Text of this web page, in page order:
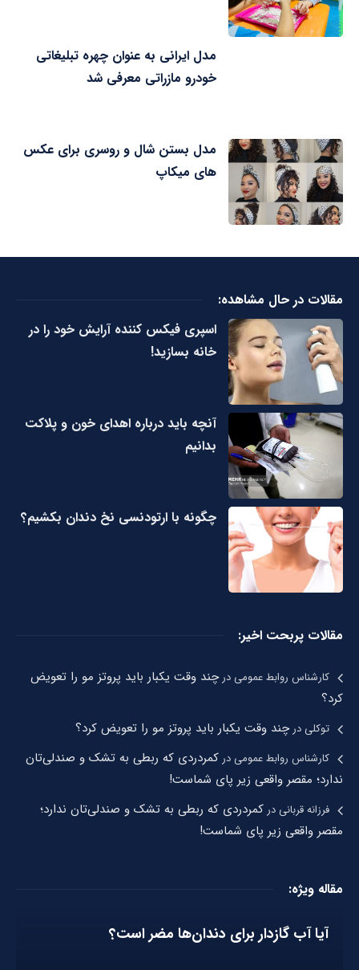
مدل ایرانی به عنوان چهره تبلیغاتی
خودرو مازراتی معرفی شد
مدل بستن شال و روسری برای عکس
های میکاپ
مقالات در حال مشاهده:
اسپری فیکس کننده آرایش خود را در
خانه بسازید!
آنچه باید درباره اهدای خون و پلاکت
بدانیم
چگونه با ارتودنسی نخ دندان بکشیم؟
مقالات پربحت اخیر:
کارشناس روابط عمومیدرچند وقت یکبار باید پروتز مو را تعویض
کرد؟
توکلیدرچند وقت یکبار باید پروتز مو را تعویض کرد؟
کارشناس روابط عمومیدر کمردردی که ربطی به تشک و صندلی‌تان
ندارد؛ مقصر واقعی زیر پای شماست!
فرزانه قربانیدر کمردردی که ربطی به تشک و صندلی‌تان ندارد؛
مقصر واقعی زیر پای شماست!
مقاله ویژه:
آیا آب گازدار برای دندان‌ها مضر است؟